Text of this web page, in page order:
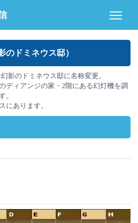
のドミネウス邸）
影のドミネウス邸に名称変更。
ディアンジの家・2階にある幻灯機を調
。
にあります。